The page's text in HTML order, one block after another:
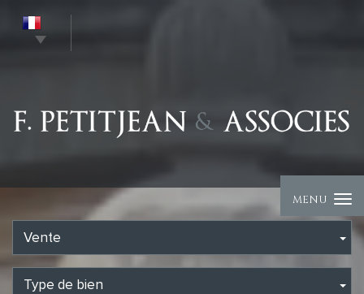
MENU
Vente
Type de bien